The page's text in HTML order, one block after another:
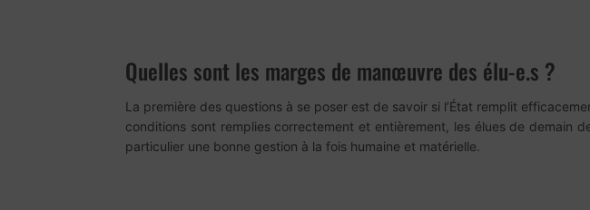
Quelles sont les marges de manœuvre des élu-e.s ?
La première des questions à se poser est de savoir si l’État remplit
conditions sont remplies correctement et entièrement, les élues de
particulier une bonne gestion à la fois humaine et matérielle.